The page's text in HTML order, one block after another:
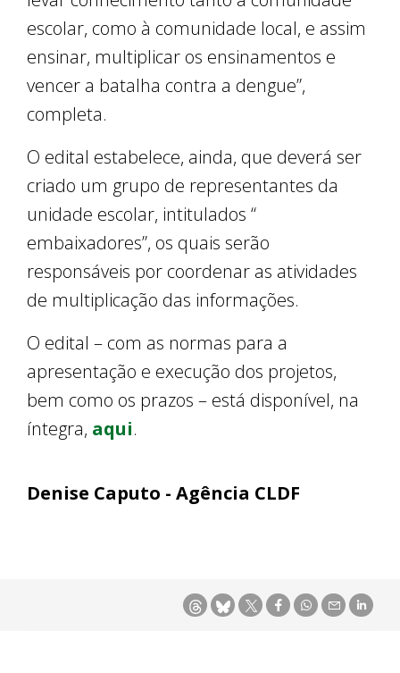
escolar, como à comunidade local, e assim
ensinar, multiplicar os ensinamentos e
vencer a batalha contra a dengue”,
completa.
O edital estabelece, ainda, que deverá ser
criado um grupo de representantes da
unidade escolar, intitulados “
embaixadores”, os quais serão
responsáveis por coordenar as atividades
de multiplicação das informações.
O edital – com as normas para a
apresentação e execução dos projetos,
bem como os prazos – está disponível, na
íntegra, aqui.
Denise Caputo - Agência CLDF